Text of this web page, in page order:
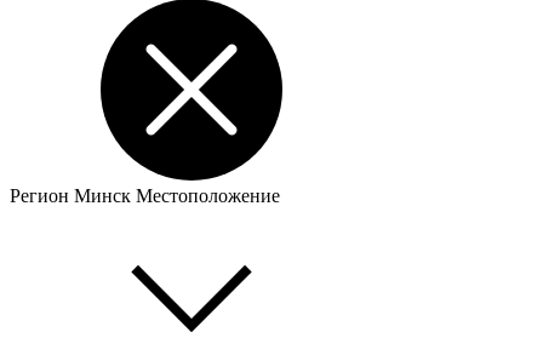
Регион Минск Местоположение